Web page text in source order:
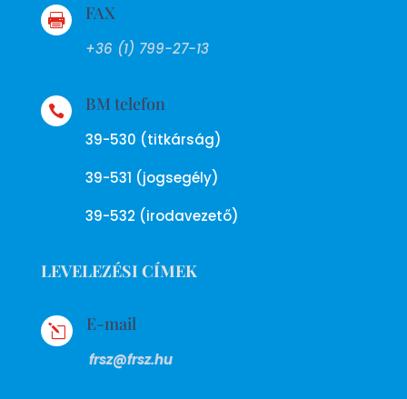
 FAX
+36 (1) 799-27-13
 BM telefon
39-530 (titkárság)
39-531 (jogsegély)
39-532 (irodavezető)
LEVELEZÉSI CÍMEK
l E-mail
frsz@frsz.hu